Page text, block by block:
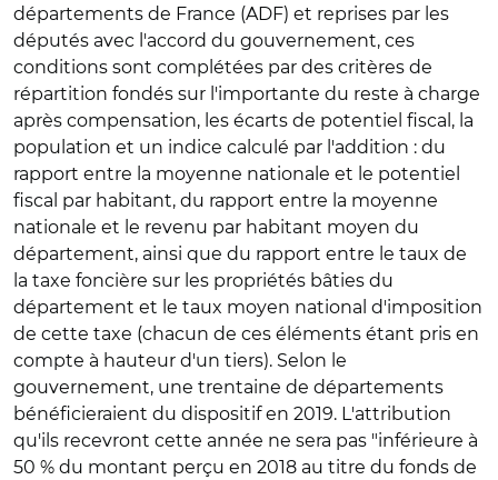
départements de France (ADF) et reprises par les
députés avec l'accord du gouvernement, ces
conditions sont complétées par des critères de
répartition fondés sur l'importante du reste à charge
après compensation, les écarts de potentiel fiscal, la
population et un indice calculé par l'addition : du
rapport entre la moyenne nationale et le potentiel
fiscal par habitant, du rapport entre la moyenne
nationale et le revenu par habitant moyen du
département, ainsi que du rapport entre le taux de
la taxe foncière sur les propriétés bâties du
département et le taux moyen national d'imposition
de cette taxe (chacun de ces éléments étant pris en
compte à hauteur d'un tiers). Selon le
gouvernement, une trentaine de départements
bénéficieraient du dispositif en 2019. L'attribution
qu'ils recevront cette année ne sera pas "inférieure à
50 % du montant perçu en 2018 au titre du fonds de